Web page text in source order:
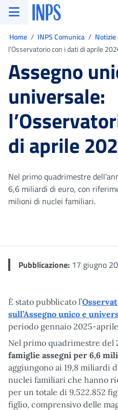
Vai al menu principale
Vai al contenuto principale
Vai al pie' di pagina
INPS ()
Home INPS Comunica Notizie
l’Osservatorio con i dati di aprile
Assegno
universale:
di aprile
Nel primo quadrimestre
6,6 miliardi di euro, con
milioni di nuclei familiari.
Pubblicazione: 17 giugno
È stato pubblicato l’
sull’Assegno unico e
periodo gennaio 2025-
Nel primo quadrimestre del
famiglie assegni per 6,6
aggiungono ai 19,8 miliardi
nuclei familiari che hanno
per un totale di 9.522.852
figlio, comprensivo delle